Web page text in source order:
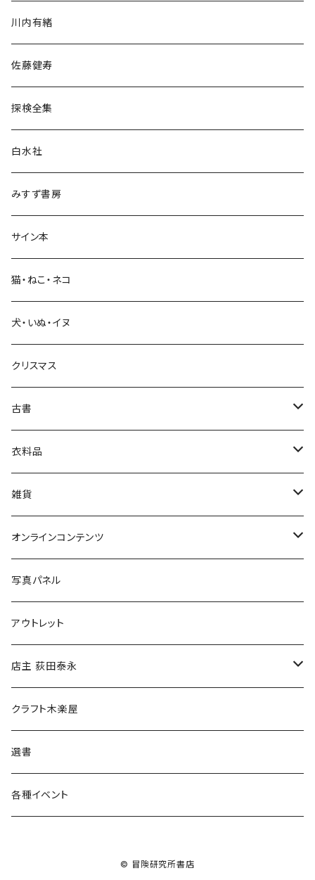
民族・風習
言語・ことば
生活・暮らし
芸術・絵画・写真
絵本・児童書
娯楽・エンターテインメント
川内有緒
佐藤健寿
探検全集
白水社
みすず書房
サイン本
猫・ねこ・ネコ
犬・いぬ・イヌ
クリスマス
古書
古書セット
美術
衣料品
POLEWARDS
Tシャツ
雑貨
バッグ
ブックカバー
マグカップ
傘
食料品
その他
オンラインコンテンツ
冒険クロストーク
写真パネル
アウトレット
店主 荻田泰永
書籍
ウェア
クラフト木楽屋
選書
各種イベント
© 冒険研究所書店